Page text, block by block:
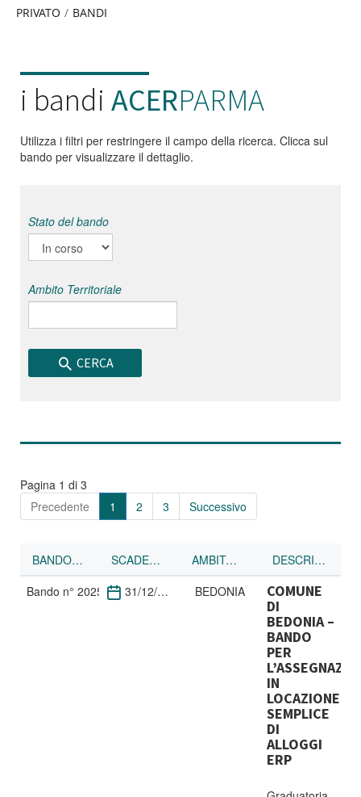
PRIVATO / BANDI